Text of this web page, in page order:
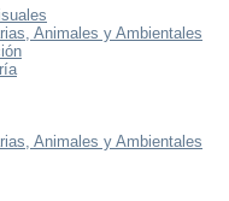
Animales y Ambientales
Animales y Ambientales